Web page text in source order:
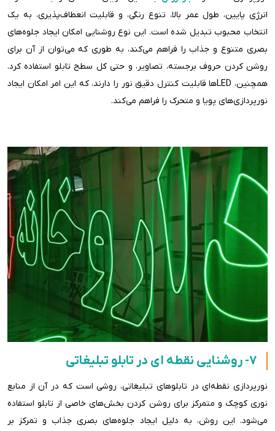
انرژی پایین، طول عمر بالا، تنوع رنگی، و قابلیت انعطاف‌پذیری، به یک
انتخاب محبوب تبدیل شده است. این نوع روشنایی امکان ایجاد جلوه‌های
بصری متنوع و جذاب را فراهم می‌کند، به طوری که می‌توان از آن برای
روشن کردن حروف برجسته، تصاویر، و حتی کل سطح تابلو استفاده کرد.
همچنین، LEDها قابلیت کنترل دقیق نور را دارند، که این امر امکان ایجاد
نورپردازی‌های پویا و متحرک را فراهم می‌کند.
7- روشنایی نقطه ای در تابلو تبلیغاتی
نورپردازی نقطه‌ای در تابلوهای تبلیغاتی، روشی است که در آن از منابع
نوری کوچک و متمرکز برای روشن کردن بخش‌های خاصی از تابلو استفاده
می‌شود. این روش، به دلیل ایجاد جلوه‌های بصری جذاب و تمرکز بر